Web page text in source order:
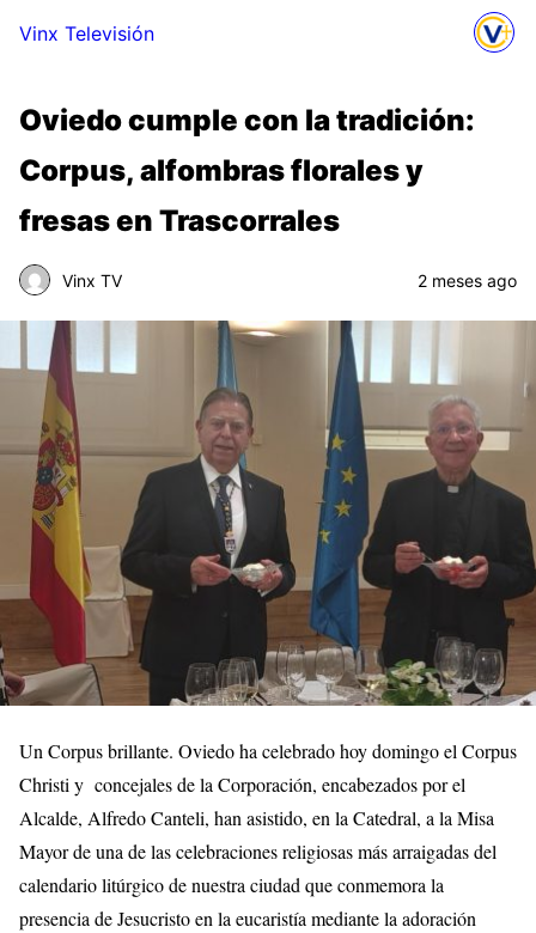
Vinx Televisión
Oviedo cumple con la tradición:
Corpus, alfombras florales y
fresas en Trascorrales
Vinx TV 2 meses ago
Un Corpus brillante. Oviedo ha celebrado hoy domingo el Corpus
Christi y concejales de la Corporación, encabezados por el
Alcalde, Alfredo Canteli, han asistido, en la Catedral, a la Misa
Mayor de una de las celebraciones religiosas más arraigadas del
calendario litúrgico de nuestra ciudad que conmemora la
presencia de Jesucristo en la eucaristía mediante la adoración